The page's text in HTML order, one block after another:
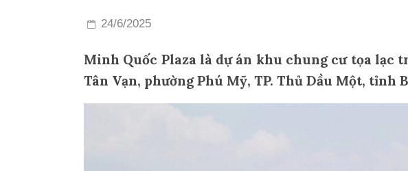
24/6/2025
Minh Quốc Plaza là dự án khu chung cư tọa lạc
Tân Vạn, phường Phú Mỹ, TP. Thủ Dầu Một, tỉnh